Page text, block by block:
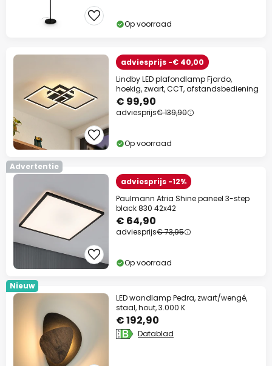
Op voorraad
adviesprijs -€ 40,00
Lindby LED plafondlamp Fjardo,
hoekig, zwart, CCT, afstandsbediening
€ 99,90
adviesprijs€ 139,90
Op voorraad
Advertentie
adviesprijs -12%
Paulmann Atria Shine paneel 3-step
black 830 42x42
€ 64,90
adviesprijs€ 73,95
Op voorraad
Nieuw
LED wandlamp Pedra, zwart/wengé,
staal, hout, 3.000 K
€ 192,90
Datablad